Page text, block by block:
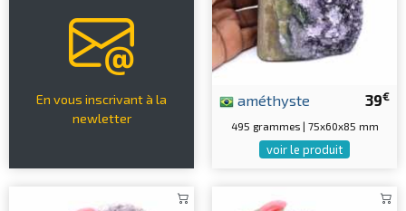
En vous inscrivant à la
newletter
39€
améthyste
495 grammes | 75x60x85 mm
voir le produit